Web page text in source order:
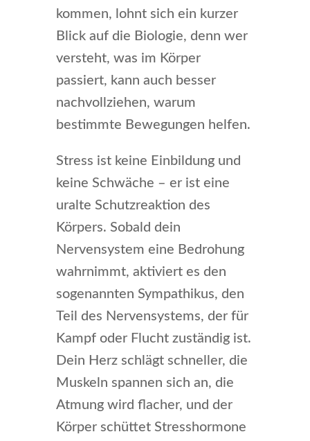
kommen, lohnt sich ein kurzer
Blick auf die Biologie, denn wer
versteht, was im Körper
passiert, kann auch besser
nachvollziehen, warum
bestimmte Bewegungen helfen.
Stress ist keine Einbildung und
keine Schwäche – er ist eine
uralte Schutzreaktion des
Körpers. Sobald dein
Nervensystem eine Bedrohung
wahrnimmt, aktiviert es den
sogenannten Sympathikus, den
Teil des Nervensystems, der für
Kampf oder Flucht zuständig ist.
Dein Herz schlägt schneller, die
Muskeln spannen sich an, die
Atmung wird flacher, und der
Körper schüttet Stresshormone